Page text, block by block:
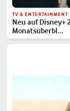
TV & ENTERTAINMENT
Neu auf Disney+
Monatsüberbl…